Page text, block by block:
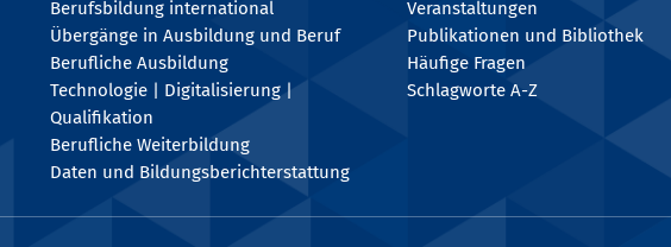
Berufsbildung international
Übergänge in Ausbildung und Beruf
Berufliche Ausbildung
Technologie | Digitalisierung |
Qualifikation
Berufliche Weiterbildung
Daten und Bildungsberichterstattung
Veranstaltungen
Publikationen und Bibliothek
Häufige Fragen
Schlagworte A-Z